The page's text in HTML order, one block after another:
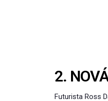
2.
Futurista Ross